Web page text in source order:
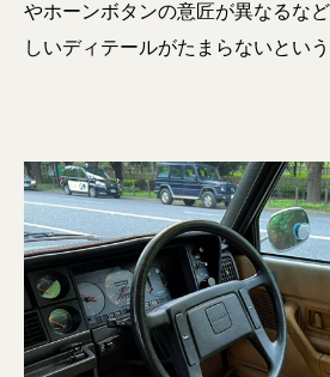
やホーンボタンの意匠が異なるな
しいディテールがたまらないという